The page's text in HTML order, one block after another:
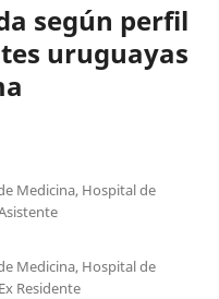
según perfil
uruguayas
Medicina, Hospital de
Medicina, Hospital de
Residente